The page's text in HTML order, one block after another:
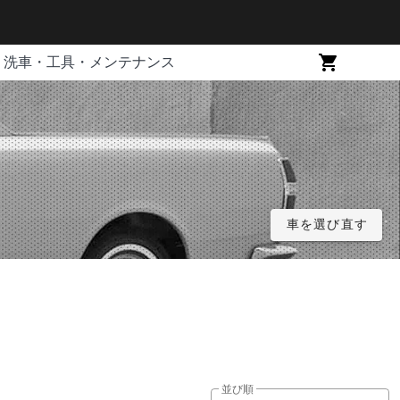
洗車・工具・メンテナンス
車を選び直す
並び順